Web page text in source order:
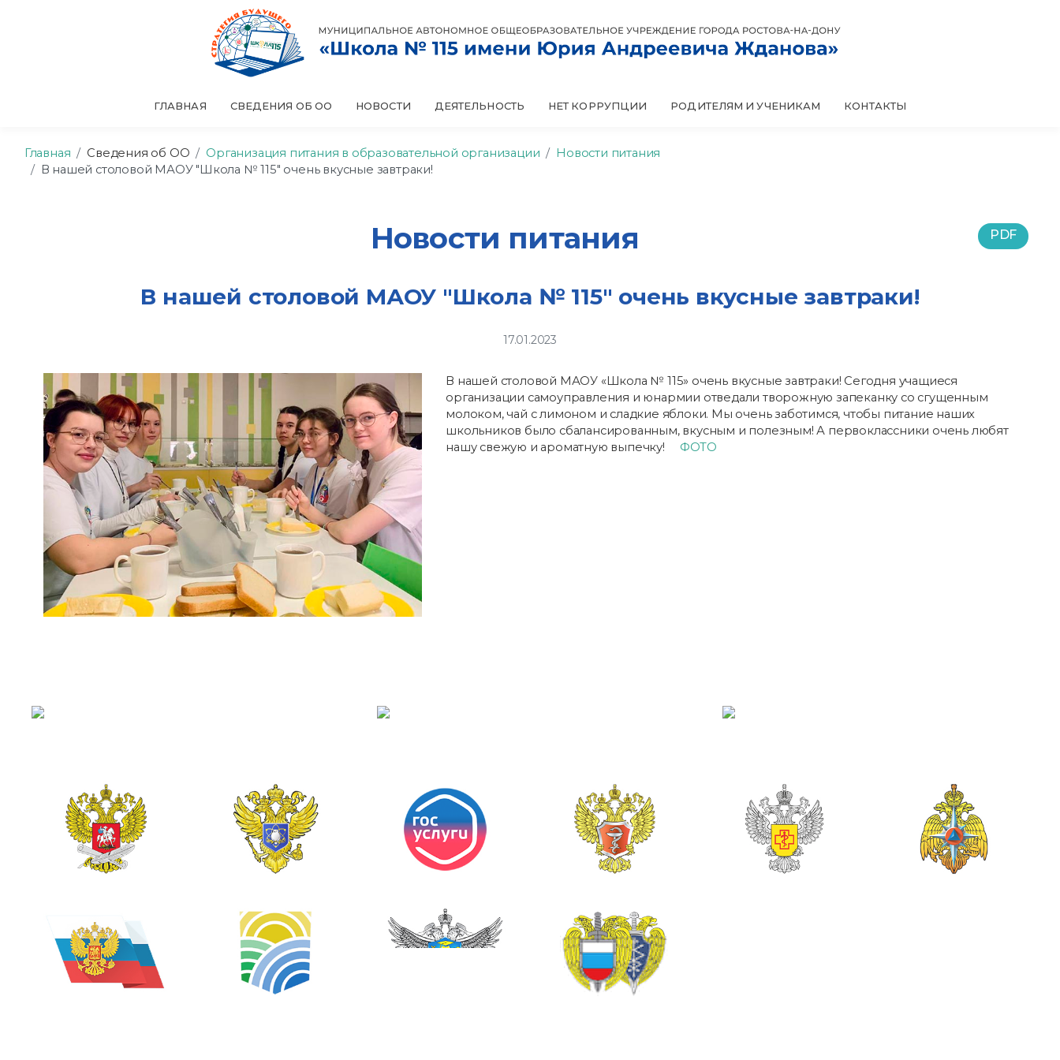
ГЛАВНАЯ СВЕДЕНИЯ ОБ ОО НОВОСТИ ДЕЯТЕЛЬНОСТЬ НЕТ КОРРУПЦИИ РОДИТЕЛЯМ И УЧЕНИКАМ КОНТАКТЫ
Главная Сведения об ОО Организация питания в образовательной организации
Новости питания
В нашей столовой МАОУ "Школа № 115" очень вкусные завтраки!
PDF
Новости питания
В нашей столовой МАОУ "Школа № 115" очень вкусные завтраки!
17.01.2023
В нашей столовой МАОУ «Школа № 115» очень вкусные завтраки! Сегодня учащиеся
организации самоуправления и юнармии отведали творожную запеканку со сгущенным
молоком, чай с лимоном и сладкие яблоки. Мы очень заботимся, чтобы питание наших
школьников было сбалансированным, вкусным и полезным! А первоклассники очень любят
нашу свежую и ароматную выпечку! ФОТО